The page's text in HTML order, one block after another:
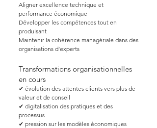
Aligner excellence technique et
performance économique
Développer les compétences tout en
produisant
Maintenir la cohérence managériale dans des
organisations d’experts
Transformations organisationnelles
en cours
✔ évolution des attentes clients vers plus de
valeur et de conseil
✔ digitalisation des pratiques et des
processus
✔ pression sur les modèles économiques